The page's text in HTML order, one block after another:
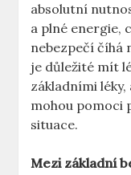
absolutní
a plné energie,
nebezpečí číhá
je důležité mít
základními
mohou pomoci
situace.
Mezi základní